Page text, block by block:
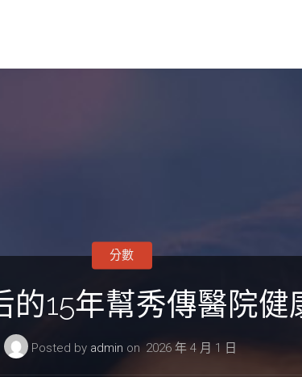
的15年幫秀傳醫院健
Posted by admin on 2026 年 4 月 1 日
分數